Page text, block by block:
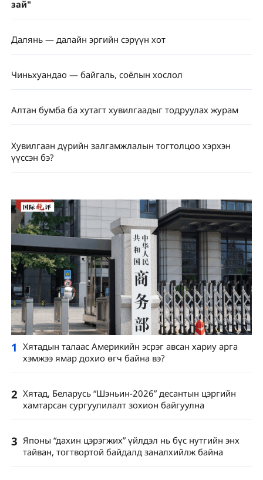
зай"
Далянь — далайн эргийн сэрүүн хот
Чиньхуандао — байгаль, соёлын хослол
Алтан бумба ба хутагт хувилгаадыг тодруулах журам
Хувилгаан дүрийн залгамжлалын тогтолцоо хэрхэн
үүссэн бэ?
1 Хятадын талаас Америкийн эсрэг авсан хариу арга
хэмжээ ямар дохио өгч байна вэ?
2 Хятад, Беларусь “Шэньин-2026” десантын цэргийн
хамтарсан сургуулилалт зохион байгуулна
3 Японы “дахин цэрэгжих” үйлдэл нь бүс нутгийн энх
тайван, тогтвортой байдалд заналхийлж байна